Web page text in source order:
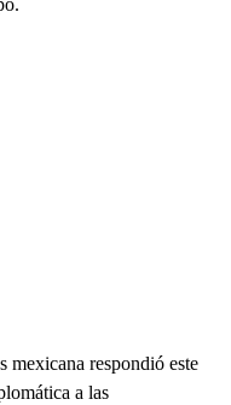
mexicana respondió este
a las